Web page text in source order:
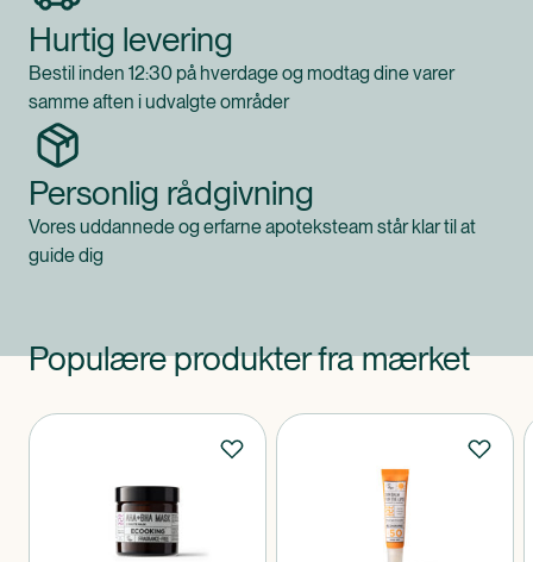
Hurtig levering
Bestil inden 12:30 på hverdage og modtag dine varer
samme aften i udvalgte områder
Personlig rådgivning
Vores uddannede og erfarne apoteksteam står klar til at
guide dig
Populære produkter fra mærket
Produkter